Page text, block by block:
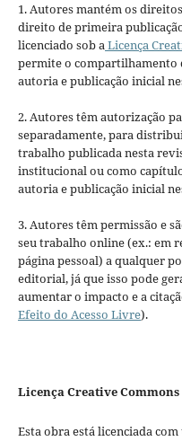
1. Autores mantém os
direito de primeira
licenciado sob aLicença
permite o compartilhamento
autoria e publicação inicial
2. Autores têm autorização
separadamente, para
trabalho publicada nesta
institucional ou como
autoria e publicação inicial
3. Autores têm permissão e
seu trabalho online (ex.: em
página pessoal) a qualquer
editorial, já que isso pode
aumentar o impacto e a
Efeito do Acesso Livre).
Licença Creative Commons
Esta obra está licenciada